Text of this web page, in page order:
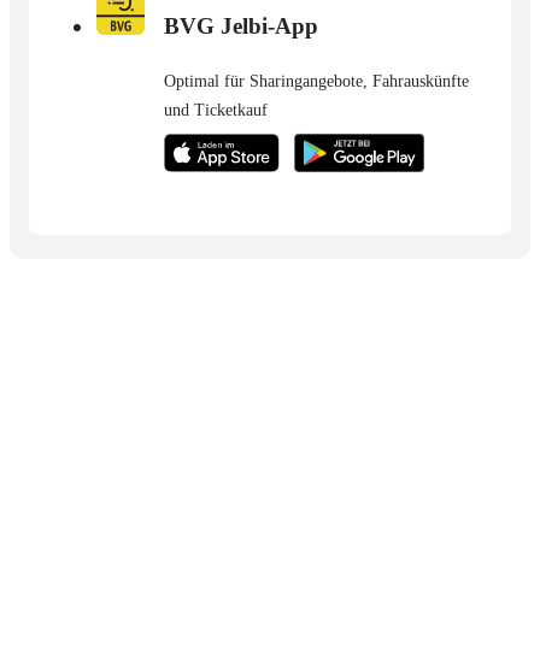
BVG Jelbi-App
Optimal für Sharingangebote, Fahrauskünfte
und Ticketkauf